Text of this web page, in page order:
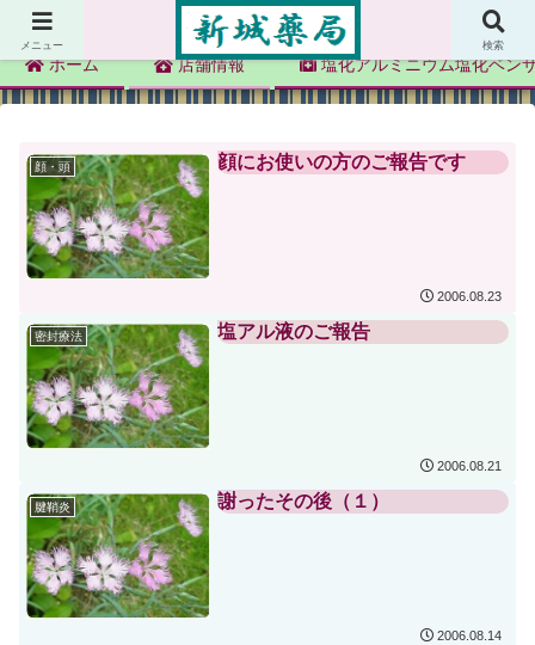
新城薬局
ホーム 店舗情報 塩化アルミニウム塩化ベン
顔・頭 顔にお使いの方のご報告です
2006.08.23
密封療法 塩アル液のご報告
2006.08.21
腱鞘炎 謝ったその後（１）
2006.08.14
メニュー 検索